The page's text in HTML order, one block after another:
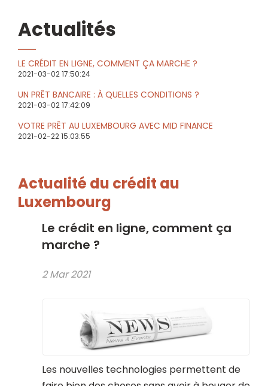
Actualités
LE CRÉDIT EN LIGNE, COMMENT ÇA MARCHE ?
2021-03-02 17:50:24
UN PRÊT BANCAIRE : À QUELLES CONDITIONS ?
2021-03-02 17:42:09
VOTRE PRÊT AU LUXEMBOURG AVEC MID FINANCE
2021-02-22 15:03:55
Actualité du crédit au
Luxembourg
Le crédit en ligne, comment ça
marche ?
2 Mar 2021
Les nouvelles technologies permettent de